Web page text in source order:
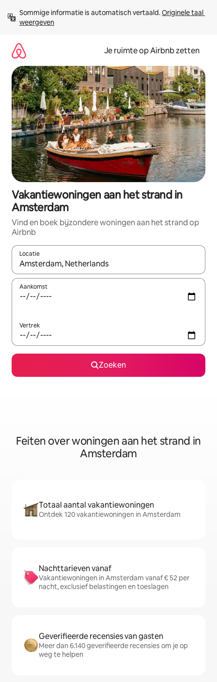
direct
naar
Sommige informatie is automatisch vertaald. Originele taal
weergeven
Je ruimte op Airbnb zetten
Vakantiewoningen aan het strand in
Amsterdam
Vind en boek bijzondere woningen aan het strand op
Airbnb
Locatie
Wanneer er suggesties beschikbaar zijn, maak je een keuze
Aankomst
Vertrek
Zoeken
Feiten over woningen aan het strand in
Amsterdam
Totaal aantal vakantiewoningen
Ontdek 120 vakantiewoningen in Amsterdam
Nachttarieven vanaf
Vakantiewoningen in Amsterdam vanaf € 52 per
nacht, exclusief belastingen en toeslagen
Geverifieerde recensies van gasten
Meer dan 6.140 geverifieerde recensies om je op
weg te helpen